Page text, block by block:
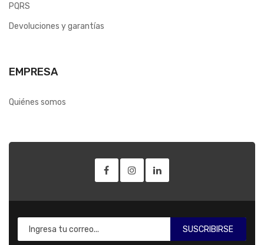
PQRS
Devoluciones y garantías
EMPRESA
Quiénes somos
SUSCRIBIRSE